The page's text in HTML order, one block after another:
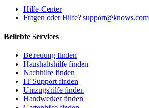
Hilfe-Center
Fragen oder Hilfe? support@knows.com
Beliebte Services
Betreuung finden
Haushaltshilfe finden
Nachhilfe finden
IT Support finden
Umzugshilfe finden
Handwerker finden